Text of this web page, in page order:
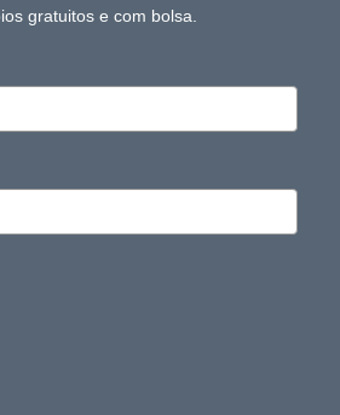
gratuitos e com bolsa.